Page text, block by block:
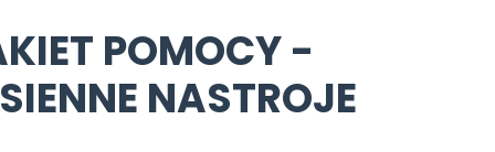
Nowości
Bliżej Pieska
Pomoc zwierzętom
Książka (dla) Przedszkolaka
TikTok
Zobacz nas na TikToku
POMOCY -
NASTROJE